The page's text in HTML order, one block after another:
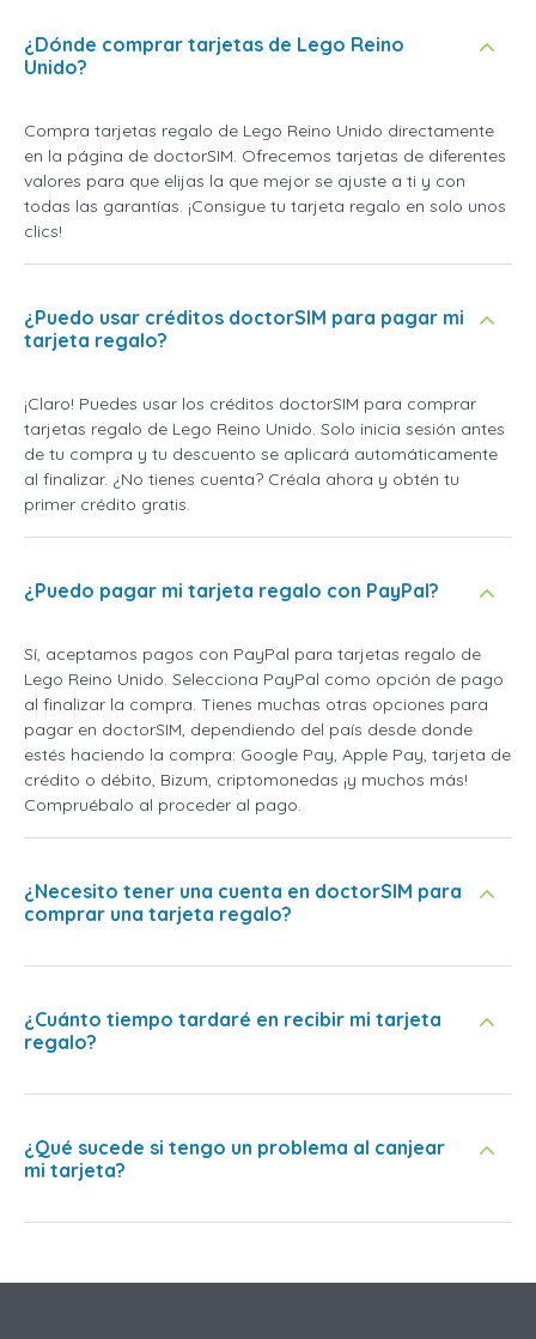
¿Dónde comprar tarjetas de Lego Reino
Unido?
Compra tarjetas regalo de Lego Reino Unido directamente
en la página de doctorSIM. Ofrecemos tarjetas de diferentes
valores para que elijas la que mejor se ajuste a ti y con
todas las garantías. ¡Consigue tu tarjeta regalo en solo unos
clics!
¿Puedo usar créditos doctorSIM para pagar mi
tarjeta regalo?
¡Claro! Puedes usar los créditos doctorSIM para comprar
tarjetas regalo de Lego Reino Unido. Solo inicia sesión antes
de tu compra y tu descuento se aplicará automáticamente
al finalizar. ¿No tienes cuenta? Créala ahora y obtén tu
primer crédito gratis.
¿Puedo pagar mi tarjeta regalo con PayPal?
Sí, aceptamos pagos con PayPal para tarjetas regalo de
Lego Reino Unido. Selecciona PayPal como opción de pago
al finalizar la compra. Tienes muchas otras opciones para
pagar en doctorSIM, dependiendo del país desde donde
estés haciendo la compra: Google Pay, Apple Pay, tarjeta de
crédito o débito, Bizum, criptomonedas ¡y muchos más!
Compruébalo al proceder al pago.
¿Necesito tener una cuenta en doctorSIM para
comprar una tarjeta regalo?
¿Cuánto tiempo tardaré en recibir mi tarjeta
regalo?
¿Qué sucede si tengo un problema al canjear
mi tarjeta?